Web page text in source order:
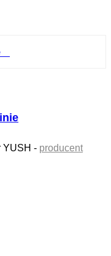
YUSH - producent